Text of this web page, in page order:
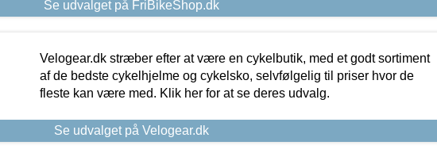
Se udvalget på FriBikeShop.dk
Velogear.dk stræber efter at være en cykelbutik, med et godt sortiment
af de bedste cykelhjelme og cykelsko, selvfølgelig til priser hvor de
fleste kan være med. Klik her for at se deres udvalg.
Se udvalget på Velogear.dk